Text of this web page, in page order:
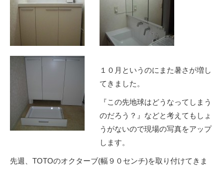
１０月というのにまた暑さが増し
てきました。
『この先地球はどうなってしまう
のだろう？』などと考えてもしょ
うがないので現場の写真をアップ
します。
先週、TOTOのオクターブ(幅９０センチ)を取り付けてきま